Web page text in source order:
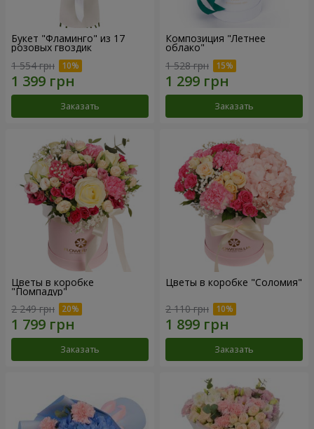
Букет "Фламинго" из 17
розовых гвоздик
1 554 грн
Заказать
Композиция "Летнее
облако"
1 528 грн
Заказать
Цветы в коробке
"Помпадур"
2 249 грн
Заказать
Цветы в коробке "Соломия"
2 110 грн
Заказать